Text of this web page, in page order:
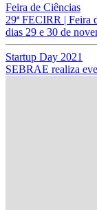
Feira de Ciências
29ª FECIRR | Feira
dias 29 e 30 de
Startup Day 2021
SEBRAE realiza